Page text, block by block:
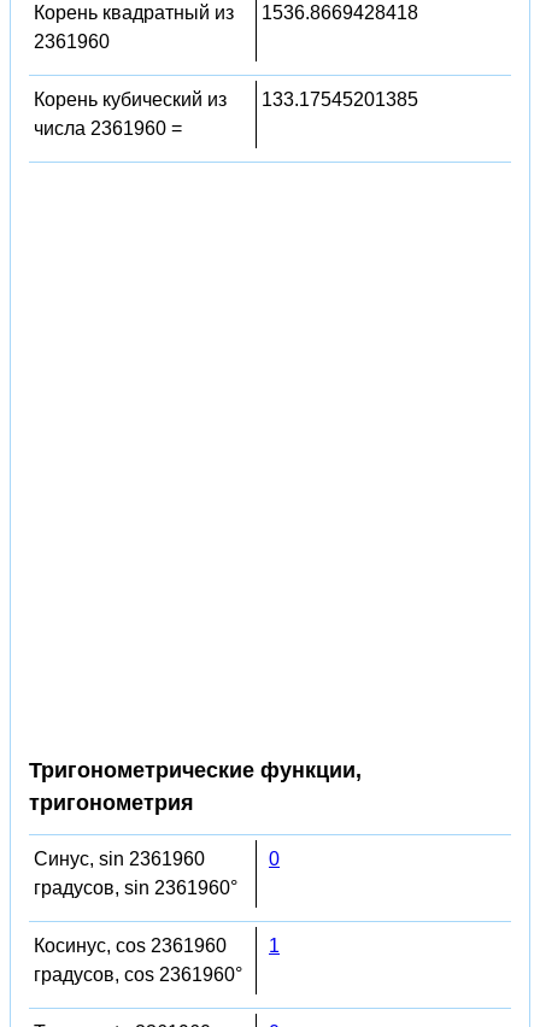
Корень квадратный из
2361960
1536.8669428418
Корень кубический из
числа 2361960 =
133.17545201385
Тригонометрические функции,
тригонометрия
Синус, sin 2361960
градусов, sin 2361960°
0
Косинус, cos 2361960
градусов, cos 2361960°
1